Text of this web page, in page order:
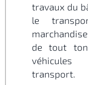
travaux du
le
de tout
transport.